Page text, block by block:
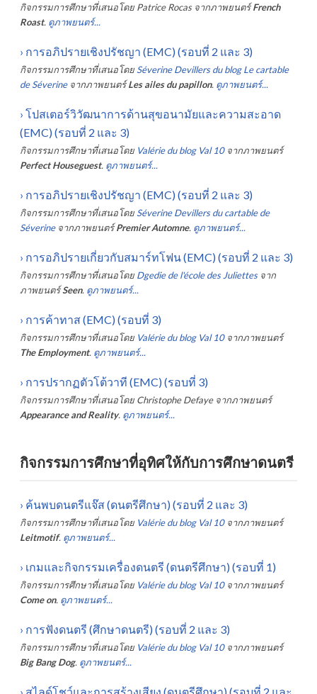
กิจกรรมการศึกษาที่เสนอโดย Patrice Rocas จากภาพยนตร์ French
Roast. ดูภาพยนตร์...
› การอภิปรายเชิงปรัชญา (EMC) (รอบที่ 2 และ 3)
กิจกรรมการศึกษาที่เสนอโดย Séverine Devillers du blog Le cartable
de Séverine จากภาพยนตร์ Les ailes du papillon. ดูภาพยนตร์...
› โปสเตอร์วิวัฒนาการด้านสุขอนามัยและความสะอาด
(EMC) (รอบที่ 2 และ 3)
กิจกรรมการศึกษาที่เสนอโดย Valérie du blog Val 10 จากภาพยนตร์
Perfect Houseguest. ดูภาพยนตร์...
› การอภิปรายเชิงปรัชญา (EMC) (รอบที่ 2 และ 3)
กิจกรรมการศึกษาที่เสนอโดย Séverine Devillers du cartable de
Séverine จากภาพยนตร์ Premier Automne. ดูภาพยนตร์...
› การอภิปรายเกี่ยวกับสมาร์ทโฟน (EMC) (รอบที่ 2 และ 3)
กิจกรรมการศึกษาที่เสนอโดย Dgedie de l'école des Juliettes จาก
ภาพยนตร์Seen. ดูภาพยนตร์...
› การค้าทาส (EMC) (รอบที่ 3)
กิจกรรมการศึกษาที่เสนอโดย Valérie du blog Val 10 จากภาพยนตร์
The Employment. ดูภาพยนตร์...
› การปรากฏตัวโต้วาที (EMC) (รอบที่ 3)
กิจกรรมการศึกษาที่เสนอโดย Christophe Defaye จากภาพยนตร์
Appearance and Reality. ดูภาพยนตร์...
กิจกรรมการศึกษาที่อุทิศให้กับการศึกษาดนตรี
› ค้นพบดนตรีแจ๊ส (ดนตรีศึกษา) (รอบที่ 2 และ 3)
กิจกรรมการศึกษาที่เสนอโดย Valérie du blog Val 10 จากภาพยนตร์
Leitmotif. ดูภาพยนตร์...
› เกมและกิจกรรมเครื่องดนตรี (ดนตรีศึกษา) (รอบที่ 1)
กิจกรรมการศึกษาที่เสนอโดย Valérie du blog Val 10 จากภาพยนตร์
Come on. ดูภาพยนตร์...
› การฟังดนตรี (ศึกษาดนตรี) (รอบที่ 2 และ 3)
กิจกรรมการศึกษาที่เสนอโดย Valérie du blog Val 10 จากภาพยนตร์
Big Bang Dog. ดูภาพยนตร์...